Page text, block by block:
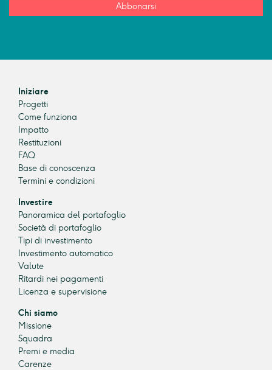
Abbonarsi
Iniziare
Progetti
Come funziona
Impatto
Restituzioni
FAQ
Base di conoscenza
Termini e condizioni
Investire
Panoramica del portafoglio
Società di portafoglio
Tipi di investimento
Investimento automatico
Valute
Ritardi nei pagamenti
Licenza e supervisione
Chi siamo
Missione
Squadra
Premi e media
Carenze